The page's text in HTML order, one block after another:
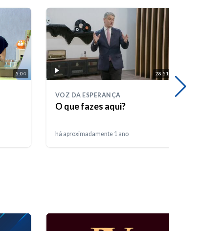
5:04 28:51
VOZ DA ESPERANÇA
O que fazes aqui?
há aproximadamente 1 ano